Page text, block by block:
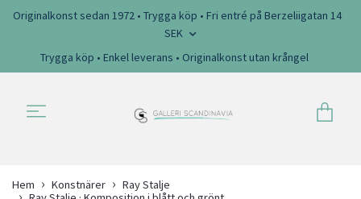
Originalkonst sedan 1972 • Trygga köp • Fri entré på Berzeliigatan 14
SEK
Trygga köp • Enkel leverans • Originalkonst utan krångel
Hem Konstnärer
Ray Stalje